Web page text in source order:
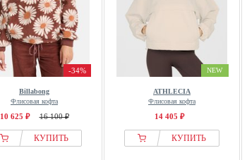
-34%
Billabong
Флисовая кофта
10 625 ₽ 16 100 ₽
КУПИТЬ
NEW
ATHLECIA
Флисовая кофта
14 405 ₽
КУПИТЬ